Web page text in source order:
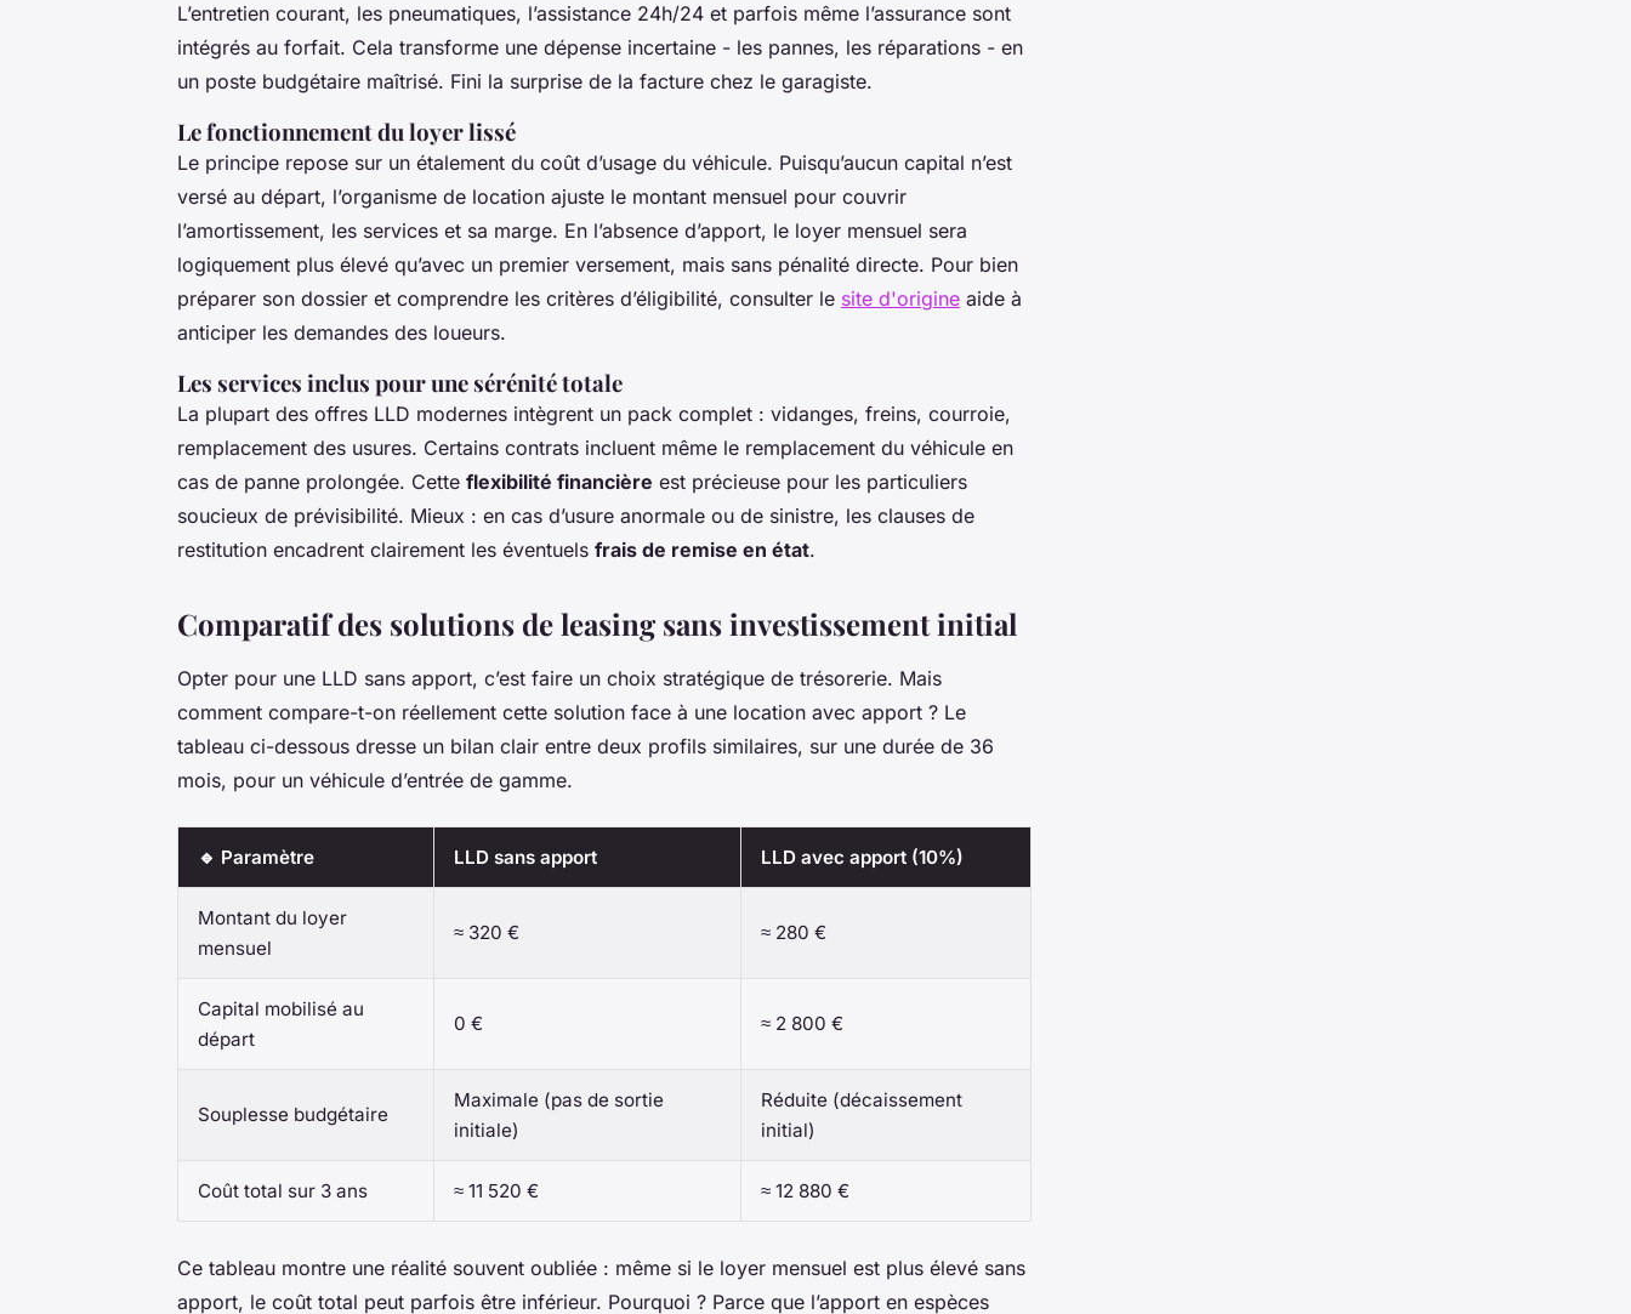
L’entretien courant, les pneumatiques, l’assistance 24h/24 et parfois même l’assurance sont
intégrés au forfait. Cela transforme une dépense incertaine - les pannes, les réparations - en
un poste budgétaire maîtrisé. Fini la surprise de la facture chez le garagiste.
Le fonctionnement du loyer lissé
Le principe repose sur un étalement du coût d’usage du véhicule. Puisqu’aucun capital n’est
versé au départ, l’organisme de location ajuste le montant mensuel pour couvrir
l’amortissement, les services et sa marge. En l’absence d’apport, le loyer mensuel sera
logiquement plus élevé qu’avec un premier versement, mais sans pénalité directe. Pour bien
préparer son dossier et comprendre les critères d’éligibilité, consulter le site d'origine aide à
anticiper les demandes des loueurs.
Les services inclus pour une sérénité totale
La plupart des offres LLD modernes intègrent un pack complet : vidanges, freins, courroie,
remplacement des usures. Certains contrats incluent même le remplacement du véhicule en
cas de panne prolongée. Cette flexibilité financière est précieuse pour les particuliers
soucieux de prévisibilité. Mieux : en cas d’usure anormale ou de sinistre, les clauses de
restitution encadrent clairement les éventuels frais de remise en état.
Comparatif des solutions de leasing sans investissement initial
Opter pour une LLD sans apport, c’est faire un choix stratégique de trésorerie. Mais
comment compare-t-on réellement cette solution face à une location avec apport ? Le
tableau ci-dessous dresse un bilan clair entre deux profils similaires, sur une durée de 36
mois, pour un véhicule d’entrée de gamme.
🔹 Paramètre LLD sans apport LLD avec apport (10%)
Montant du loyer
mensuel
≈ 320 € ≈ 280 €
Capital mobilisé au
départ
0 € ≈ 2 800 €
Souplesse budgétaire
Maximale (pas de sortie
initiale)
Réduite (décaissement
initial)
Coût total sur 3 ans ≈ 11 520 € ≈ 12 880 €
Ce tableau montre une réalité souvent oubliée : même si le loyer mensuel est plus élevé sans
apport, le coût total peut parfois être inférieur. Pourquoi ? Parce que l’apport en espèces